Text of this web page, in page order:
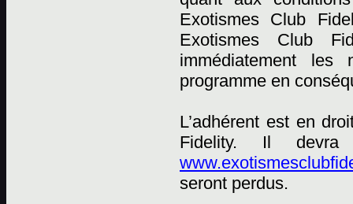
Exotismes Club
Exotismes Club
immédiatement
programme en
L’adhérent est en
Fidelity. Il
seront perdus.